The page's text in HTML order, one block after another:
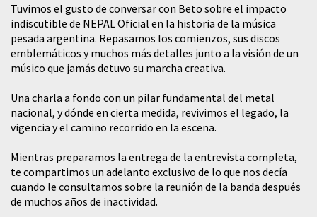
Tuvimos el gusto de conversar con Beto sobre el impacto
indiscutible de NEPAL Oficial en la historia de la música
pesada argentina. Repasamos los comienzos, sus discos
emblemáticos y muchos más detalles junto a la visión de un
músico que jamás detuvo su marcha creativa.
​Una charla a fondo con un pilar fundamental del metal
nacional, y dónde en cierta medida, revivimos el legado, la
vigencia y el camino recorrido en la escena.
Mientras preparamos la entrega de la entrevista completa,
te compartimos un adelanto exclusivo de lo que nos decía
cuando le consultamos sobre la reunión de la banda después
de muchos años de inactividad.